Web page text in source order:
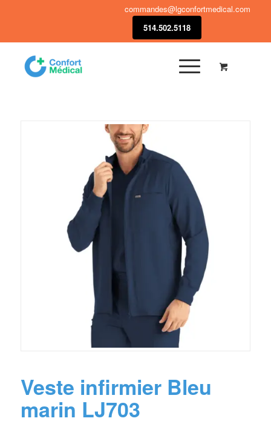
commandes@lgconfortmedical.com
514.502.5118
Veste infirmier Bleu
marin LJ703